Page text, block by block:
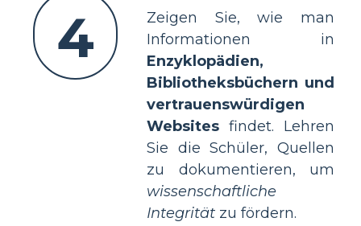
4
Zeigen Sie, wie man
Informationen in
Enzyklopädien,
Bibliotheksbüchern und
vertrauenswürdigen
Websites findet. Lehren
Sie die Schüler, Quellen
zu dokumentieren, um
wissenschaftliche
Integrität zu fördern.